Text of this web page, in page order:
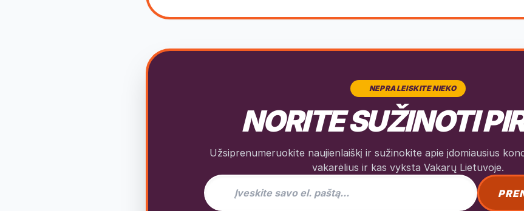
NEPRALEISKITE NIEKO
NORITE SUŽINOTI
Užsiprenumeruokite naujienlaiškį ir sužinokite apie įdomiausius
vakarėlius ir kas vyksta Vakarų Lietuvoje.
El. pašto adresas naujienlaiškiui